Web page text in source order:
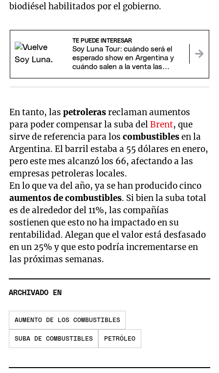
biodiésel habilitados por el gobierno.
TE PUEDE INTERESAR
Soy Luna Tour: cuándo será el
esperado show en Argentina y
cuándo salen a la venta las
En tanto, laspetrolerasreclaman aumentos
para poder compensar la suba delBrent, que
sirve de referencia para loscombustiblesen la
Argentina. El barril estaba a 55 dólares en enero,
pero este mes alcanzó los 66, afectando a las
empresas petroleras locales.
En lo que va del año, ya se han producido cinco
aumentos de combustibles. Si bien la suba total
es de alrededor del 11%, las compañías
sostienen que esto no ha impactado en su
rentabilidad. Alegan que el valor está desfasado
en un 25% y que esto podría incrementarse en
las próximas semanas.
ARCHIVADO EN
AUMENTO DE LOS COMBUSTIBLES
SUBA DE COMBUSTIBLES PETRÓLEO